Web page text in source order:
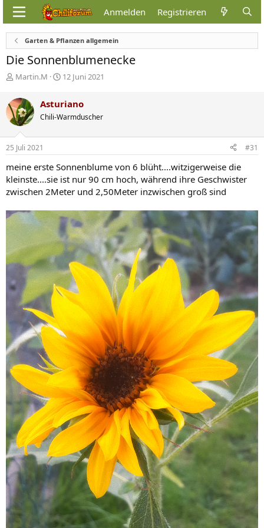
Anmelden Registrieren
Garten & Pflanzen allgemein
Die Sonnenblumenecke
E
s
t
e
l
l
e
Martin.M
E
t
e
l
m
12 Juni 2021
Asturiano
Chili-Warmduscher
25 Juli 2021 #31
meine erste Sonnenblume von 6 blüht....witzigerweise die
kleinste....sie ist nur 90 cm hoch, während ihre Geschwister
zwischen 2Meter und 2,50Meter inzwischen groß sind